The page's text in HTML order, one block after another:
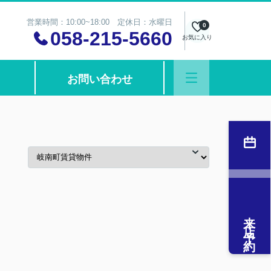
営業時間：10:00~18:00 定休日：水曜日
058-215-5660 お気に入り
0
お問い合わせ
来店予約